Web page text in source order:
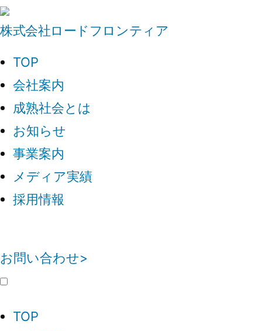
コ
ン
株式会社ロードフロンティア
TOP
会社案内
成熟社会とは
お知らせ
事業案内
メディア実績
採用情報
お問い合わせ>
TOP